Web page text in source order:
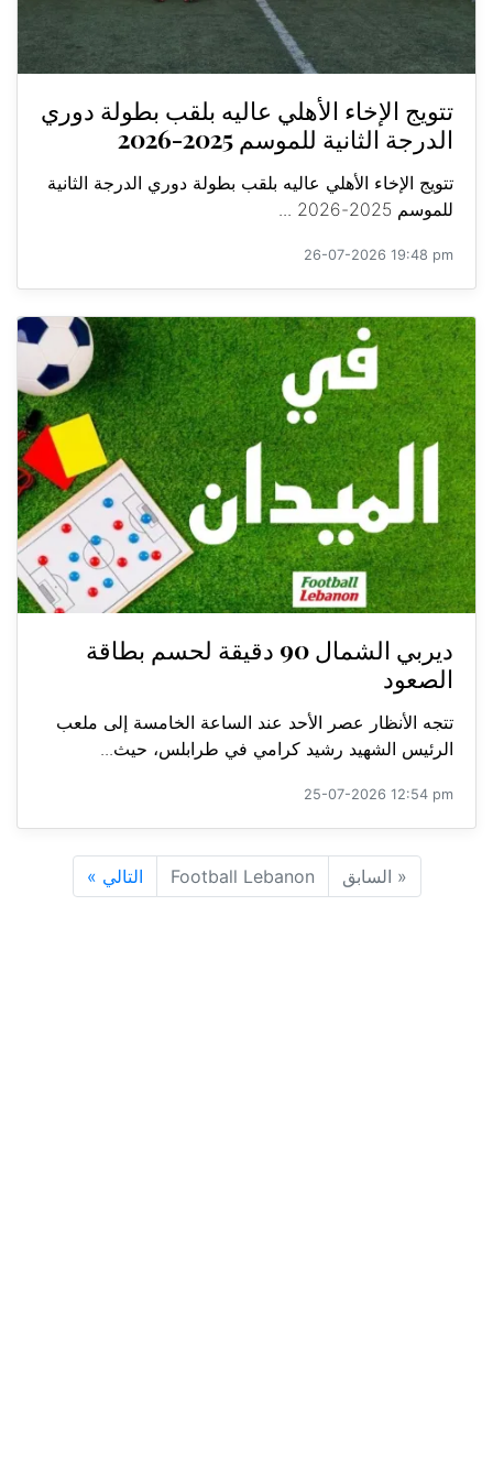
تتويج الإخاء الأهلي عاليه بلقب بطولة دوري
الدرجة الثانية للموسم 2025-2026
تتويج الإخاء الأهلي عاليه بلقب بطولة دوري الدرجة الثانية
للموسم 2025-2026 ...
26-07-2026 19:48 pm
ديربي الشمال 90 دقيقة لحسم بطاقة
الصعود
تتجه الأنظار عصر الأحد عند الساعة الخامسة إلى ملعب
الرئيس الشهيد رشيد كرامي في طرابلس، حيث...
25-07-2026 12:54 pm
« السابق Football Lebanon التالي »